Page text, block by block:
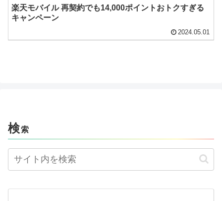
楽天モバイル 再契約でも14,000ポイントおトクすぎる
キャンペーン
2024.05.01
検索